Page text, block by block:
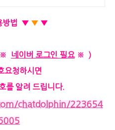
방법 ▼ ▼ ▼
※ 네이버 로그인 필요※ )
요청하시면
를 알려 드립니다.
chatdolphin/223654